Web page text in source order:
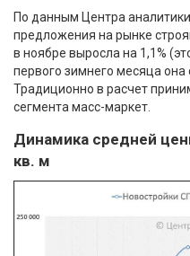
По данным Центра
предложения на рынке
в ноябре выросла на 1,1%
первого зимнего месяца она
Традиционно в расчет
сегмента масс-маркет.
Динамика средней
кв. м